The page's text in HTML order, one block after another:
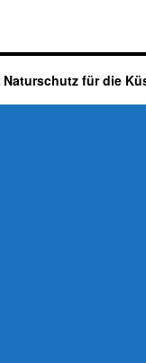
für die